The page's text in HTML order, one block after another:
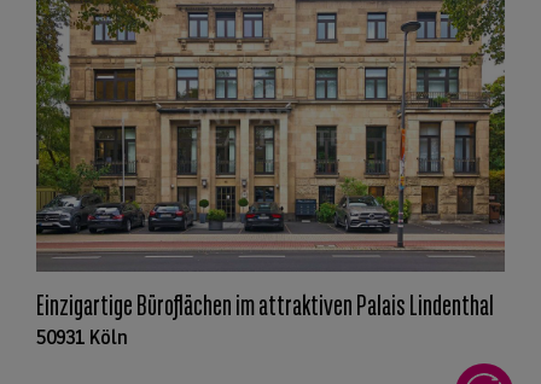
Einzigartige Büroflächen im attraktiven Palais Lindenthal
50931 Köln